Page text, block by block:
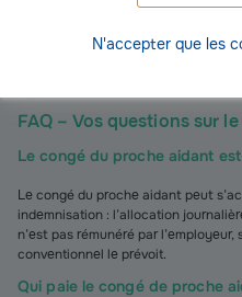
N'accepter que les
aidée est votre conjoint,
FAQ – Vos questions sur
Le congé du proche aidant
Le congé du proche aidant peut
indemnisation : l’allocation
n’est pas rémunéré par
conventionnel le prévoit.
Qui paie le congé de proche